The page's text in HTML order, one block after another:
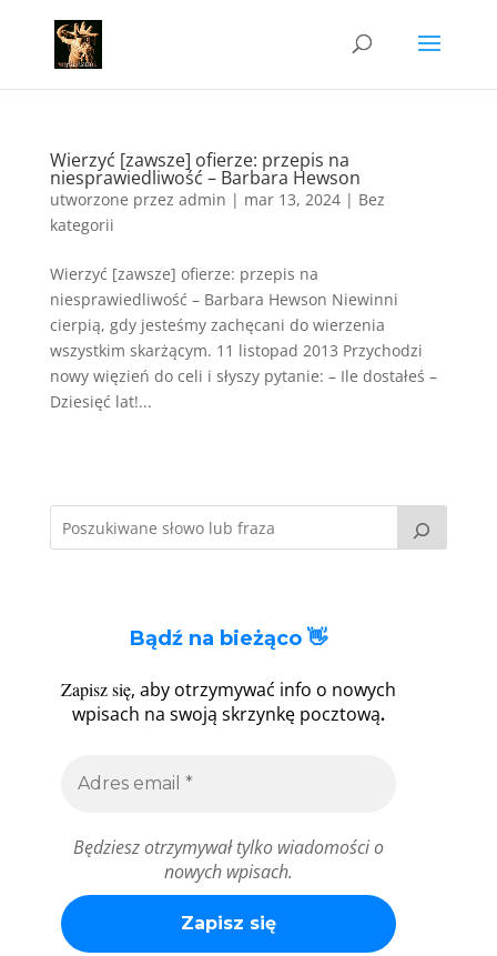
Wierzyć [zawsze] ofierze: przepis na
niesprawiedliwość – Barbara Hewson
utworzone przez admin | mar 13, 2024| Bez
kategorii
Wierzyć [zawsze] ofierze: przepis na
niesprawiedliwość – Barbara Hewson Niewinni
cierpią, gdy jesteśmy zachęcani do wierzenia
wszystkim skarżącym. 11 listopad 2013 Przychodzi
nowy więzień do celi i słyszy pytanie: – Ile dostałeś –
Dziesięć lat!...
Bądź na bieżąco 👋
Zapisz się, aby otrzymywać info o nowych
wpisach na swoją skrzynkę pocztową.
Będziesz otrzymywał tylko wiadomości o
nowych wpisach.